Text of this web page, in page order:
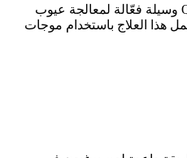
يُعتبر علاج الليزر النبضي Q-switch وسيلة فعّالة لمعالجة عيوب
هذا العلاج باستخدام موجات